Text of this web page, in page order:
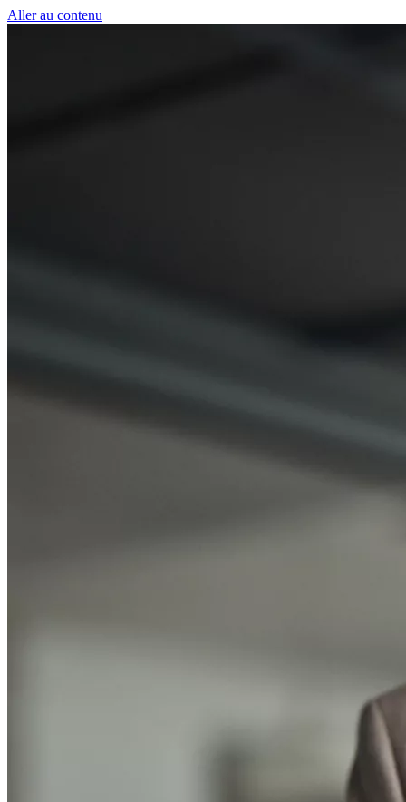
Aller au contenu
Panneau de gestion des cookies